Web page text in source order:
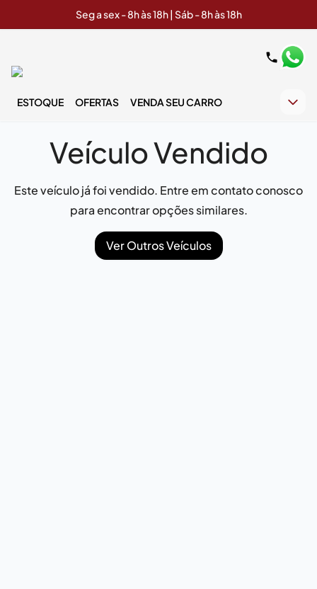
Seg a sex - 8h às 18h | Sáb - 8h às 18h
ESTOQUE OFERTAS VENDA SEU CARRO
Veículo Vendido
Este veículo já foi vendido. Entre em contato conosco
para encontrar opções similares.
Ver Outros Veículos